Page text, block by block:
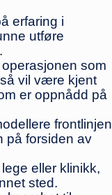
erfaring i
utføre
som
vil være kjent
er oppnådd på
frontlinjen
på forsiden av
eller klinikk,
sted.